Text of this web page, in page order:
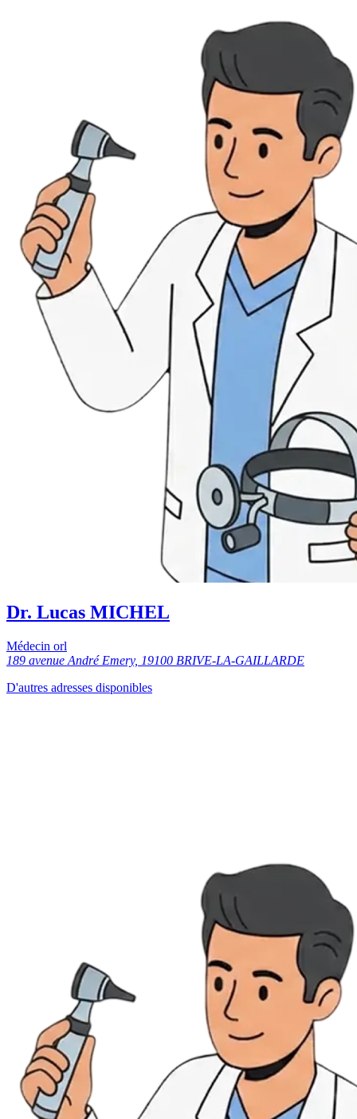
Dr. Lucas MICHEL
Médecin orl
189 avenue André Emery, 19100 BRIVE-LA-GAILLARDE
D'autres adresses disponibles